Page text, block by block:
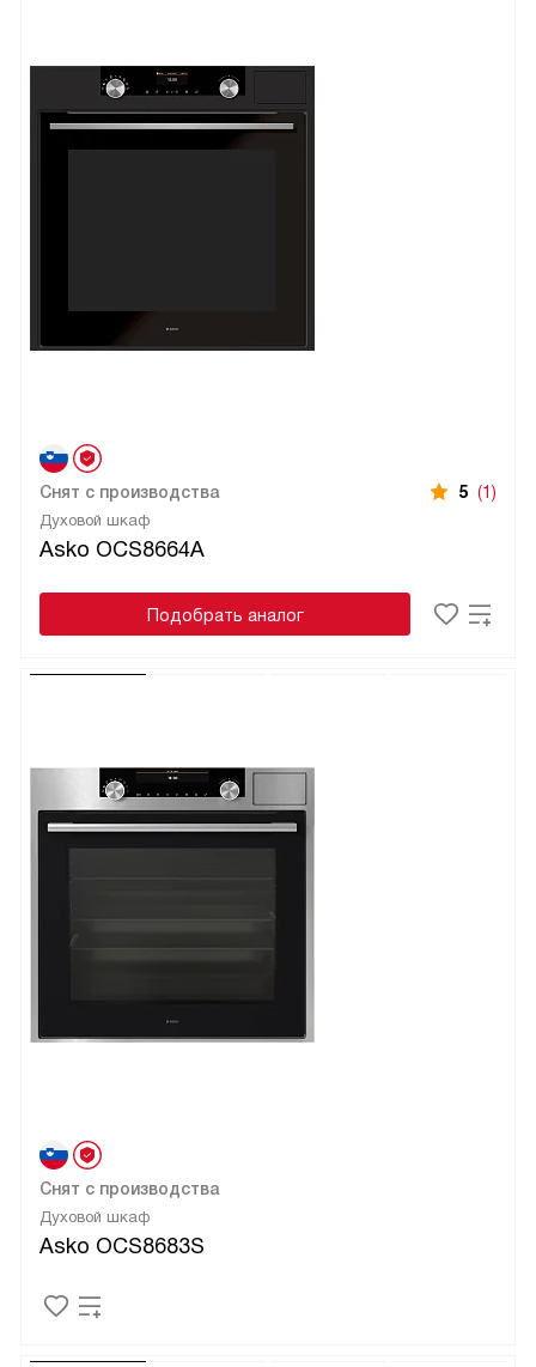
Духовой шкаф
Asko OCS8664A
Снят с производства 5 (1)
Подобрать аналог
Духовой шкаф
Asko OCS8683S
Снят с производства